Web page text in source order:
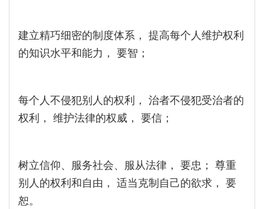
建立精巧细密的制度体系， 提高每个人维护权利
的知识水平和能力， 要智；
每个人不侵犯别人的权利， 治者不侵犯受治者的
权利， 维护法律的权威， 要信；
树立信仰、服务社会、服从法律， 要忠； 尊重
别人的权利和自由， 适当克制自己的欲求， 要
恕。